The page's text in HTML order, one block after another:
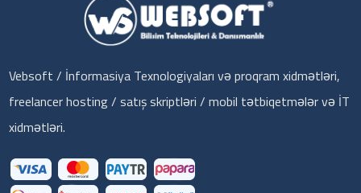
Vebsoft / İnformasiya Texnologiyaları və proqram xidmətləri,
freelancer hosting / satış skriptləri / mobil tətbiqetmələr və İT
xidmətləri.